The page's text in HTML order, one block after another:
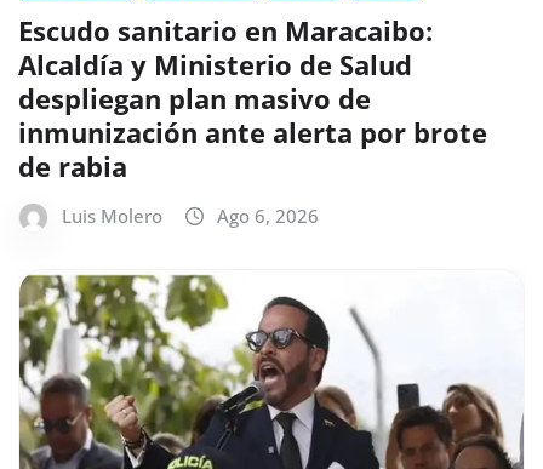
Escudo sanitario en Maracaibo:
Alcaldía y Ministerio de Salud
despliegan plan masivo de
inmunización ante alerta por brote
de rabia
Luis Molero Ago 6, 2026